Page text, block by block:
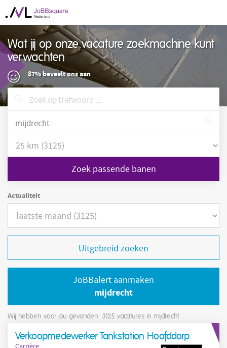
Wat jij op onze vacature zoekmachine kunt
verwachten
87% beveelt ons aan
Zoek passende banen
Actualiteit
Uitgebreid zoeken
JoBBalert aanmaken
mijdrecht
Wij hebben voor jou gevonden: 3125 vacatures in mijdrecht
Verkoopmedewerker Tankstation Hoofddorp